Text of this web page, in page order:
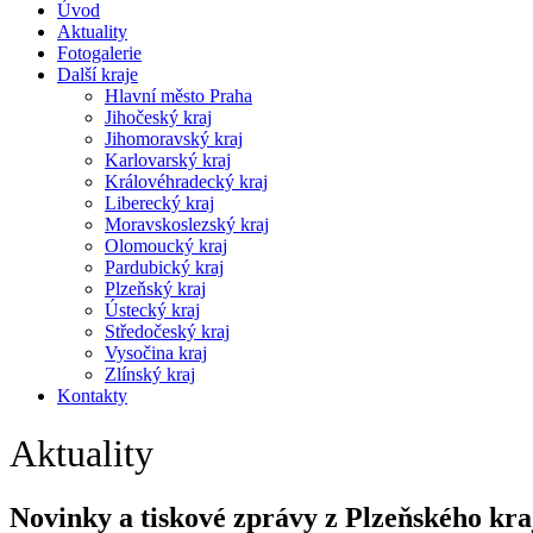
Úvod
Aktuality
Fotogalerie
Další kraje
Hlavní město Praha
Jihočeský kraj
Jihomoravský kraj
Karlovarský kraj
Královéhradecký kraj
Liberecký kraj
Moravskoslezský kraj
Olomoucký kraj
Pardubický kraj
Plzeňský kraj
Ústecký kraj
Středočeský kraj
Vysočina kraj
Zlínský kraj
Kontakty
Aktuality
Novinky a tiskové zprávy z Plzeňského